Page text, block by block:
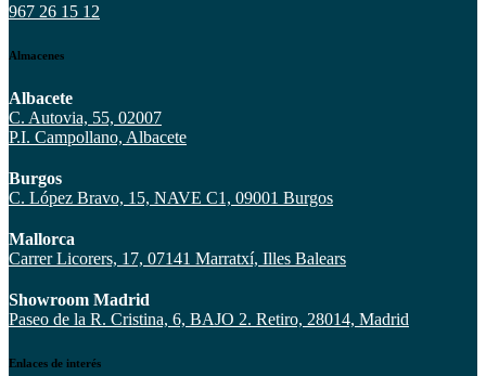
967 26 15 12
Almacenes
Albacete
C. Autovia, 55, 02007
P.I. Campollano, Albacete
Burgos
C. López Bravo, 15, NAVE C1, 09001 Burgos
Mallorca
Carrer Licorers, 17, 07141 Marratxí, Illes Balears
Showroom Madrid
Paseo de la R. Cristina, 6, BAJO 2. Retiro, 28014, Madrid
Enlaces de interés